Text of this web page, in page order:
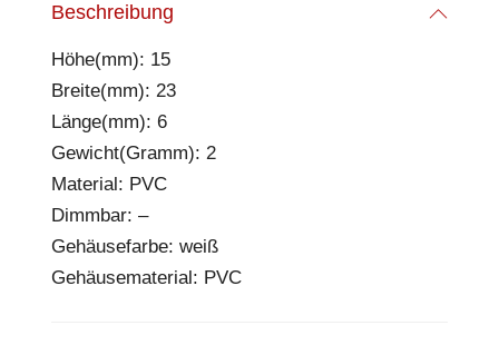
Beschreibung
Höhe(mm): 15
Breite(mm): 23
Länge(mm): 6
Gewicht(Gramm): 2
Material: PVC
Dimmbar: –
Gehäusefarbe: weiß
Gehäusematerial: PVC